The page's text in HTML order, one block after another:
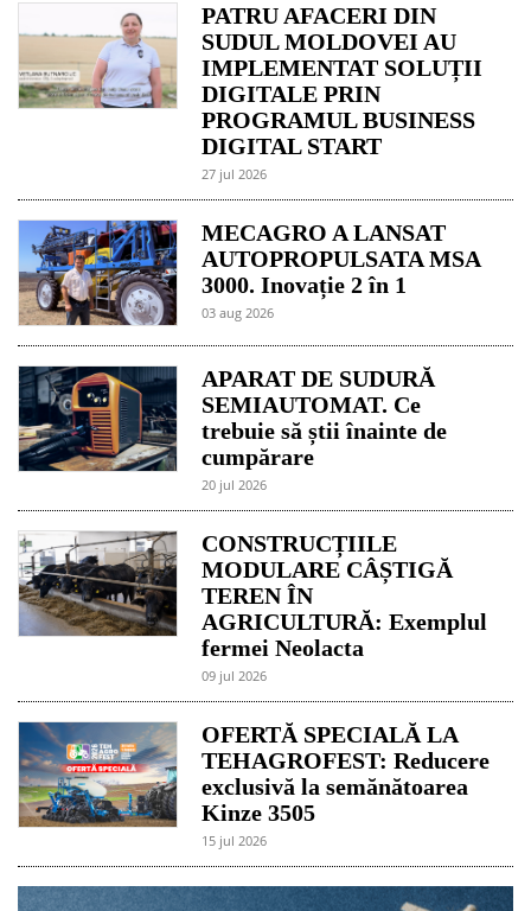
PATRU AFACERI DIN
SUDUL MOLDOVEI AU
IMPLEMENTAT SOLUȚII
DIGITALE PRIN
PROGRAMUL BUSINESS
DIGITAL START
27 jul 2026
MECAGRO A LANSAT
AUTOPROPULSATA MSA
3000. Inovație 2 în 1
03 aug 2026
APARAT DE SUDURĂ
SEMIAUTOMAT. Ce
trebuie să știi înainte de
cumpărare
20 jul 2026
CONSTRUCȚIILE
MODULARE CÂȘTIGĂ
TEREN ÎN
AGRICULTURĂ: Exemplul
fermei Neolacta
09 jul 2026
OFERTĂ SPECIALĂ LA
TEHAGROFEST: Reducere
exclusivă la semănătoarea
Kinze 3505
15 jul 2026